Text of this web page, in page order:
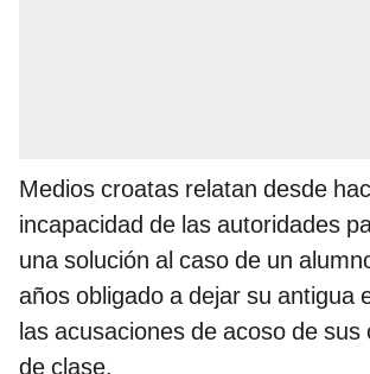
Medios croatas relatan desde
incapacidad de las autoridades
una solución al caso de un
años obligado a dejar su antigua
las acusaciones de acoso de
de clase.